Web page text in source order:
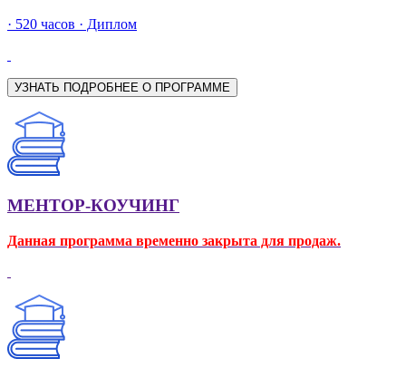
· 520 часов · Диплом
УЗНАТЬ ПОДРОБНЕЕ О ПРОГРАММЕ
МЕНТОР-КОУЧИНГ
Данная программа временно закрыта для продаж.